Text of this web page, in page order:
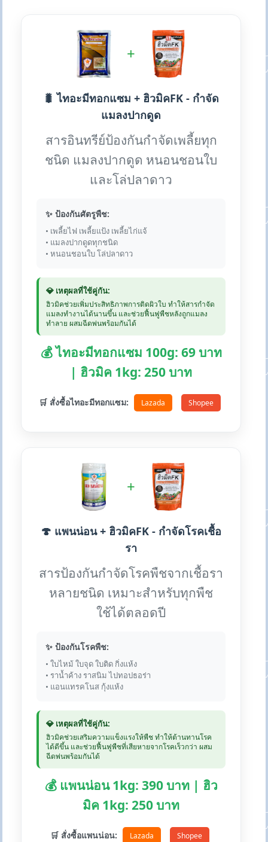
+
🐛 ไทอะมีทอกแซม + ฮิวมิคFK - กำจัด
แมลงปากดูด
สารอินทรีย์ป้องกันกำจัดเพลี้ยทุก
ชนิด แมลงปากดูด หนอนชอนใบ
และโล่ปลาดาว
✨ ป้องกันศัตรูพืช:
• เพลี้ยไฟ เพลี้ยแป้ง เพลี้ยไก่แจ้
• แมลงปากดูดทุกชนิด
• หนอนชอนใบ โล่ปลาดาว
💎 เหตุผลที่ใช้คู่กัน:
ฮิวมิคช่วยเพิ่มประสิทธิภาพการติดผิวใบ ทำให้สารกำจัด
แมลงทำงานได้นานขึ้น และช่วยฟื้นฟูพืชหลังถูกแมลง
ทำลาย ผสมฉีดพ่นพร้อมกันได้
💰 ไทอะมีทอกแซม 100g: 69 บาท
| ฮิวมิค 1kg: 250 บาท
🛒 สั่งซื้อไทอะมีทอกแซม: Lazada Shopee
+
🍄 แพนน่อน + ฮิวมิคFK - กำจัดโรคเชื้อ
รา
สารป้องกันกำจัดโรคพืชจากเชื้อรา
หลายชนิด เหมาะสำหรับทุกพืช
ใช้ได้ตลอดปี
✨ ป้องกันโรคพืช:
• ใบไหม้ ใบจุด ใบติด กิ่งแห้ง
• ราน้ำค้าง ราสนิม ไปทอปธอร่า
• แอนแทรคโนส กุ้งแห้ง
💎 เหตุผลที่ใช้คู่กัน:
ฮิวมิคช่วยเสริมความแข็งแรงให้พืช ทำให้ต้านทานโรค
ได้ดีขึ้น และช่วยฟื้นฟูพืชที่เสียหายจากโรคเร็วกว่า ผสม
ฉีดพ่นพร้อมกันได้
💰 แพนน่อน 1kg: 390 บาท | ฮิว
มิค 1kg: 250 บาท
🛒 สั่งซื้อแพนน่อน: Lazada Shopee